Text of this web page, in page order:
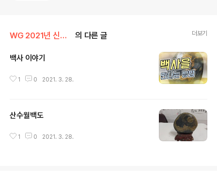
WG 2021년 신축년 기록 의 다른 글 더보기
백사 이야기
1 0 2021. 3. 28.
산수월백도
1 0 2021. 3. 28.